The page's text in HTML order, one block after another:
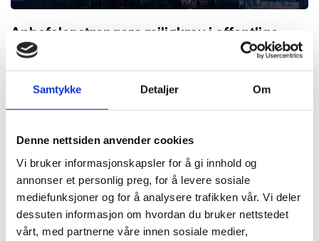
Samtykke Detaljer Om
Denne nettsiden anvender cookies
Vi bruker informasjonskapsler for å gi innhold og
annonser et personlig preg, for å levere sosiale
mediefunksjoner og for å analysere trafikken vår. Vi deler
dessuten informasjon om hvordan du bruker nettstedet
vårt, med partnerne våre innen sosiale medier,
Anbefaler strengere miljøkrav i offentlige
anbud
Aktuelt,Fagnytt,Forside
Les mer